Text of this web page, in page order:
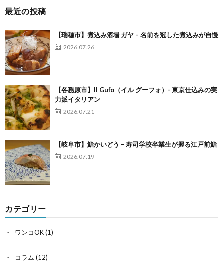
最近の投稿
【瑞穂市】煮込み酒場 ガヤ – 名前を冠した煮込みが自慢
2026.07.26
【各務原市】Il Gufo（イル グーフォ）- 東京仕込みの実
力派イタリアン
2026.07.21
【岐阜市】鮨かいどう – 寿司学校卒業生が握る江戸前鮨
2026.07.19
カテゴリー
ワンコOK(1)
コラム (12)